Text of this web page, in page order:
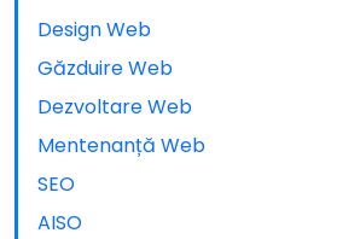
Design Web
Găzduire Web
Dezvoltare Web
Mentenanță Web
SEO
AISO